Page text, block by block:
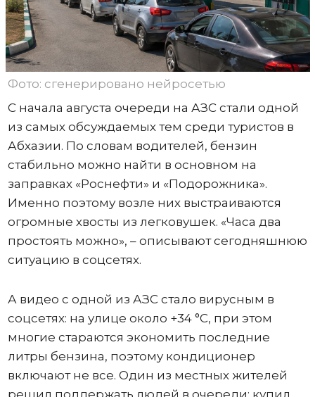
Фото: сгенерировано нейросетью
С начала августа очереди на АЗС стали одной
из самых обсуждаемых тем среди туристов в
Абхазии. По словам водителей, бензин
стабильно можно найти в основном на
заправках «Роснефти» и «Подорожника».
Именно поэтому возле них выстраиваются
огромные хвосты из легковушек. «Часа два
простоять можно», – описывают сегодняшнюю
ситуацию в соцсетях.
А видео с одной из АЗС стало вирусным в
соцсетях: на улице около +34 °C, при этом
многие стараются экономить последние
литры бензина, поэтому кондиционер
включают не все. Один из местных жителей